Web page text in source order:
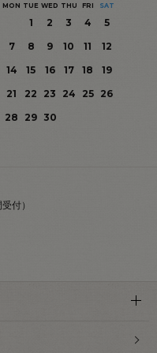
MON TUE WED THU FRI SAT
1 2 3 4
5
7 8 9 10 11
12
14 15 16 17 18
19
21 22 23 24 25
26
28 29 30
付）